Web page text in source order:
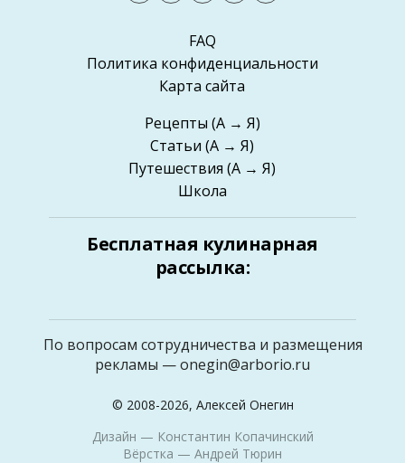
FAQ
Политика конфиденциальности
Карта сайта
Рецепты (А → Я)
Статьи (А → Я)
Путешествия (А → Я)
Школа
Бесплатная кулинарная
рассылка:
По вопросам сотрудничества и размещения
рекламы —onegin@arborio.ru
© 2008-2026, Алексей Онегин
Дизайн — Константин Копачинский
Вёрстка — Андрей Тюрин